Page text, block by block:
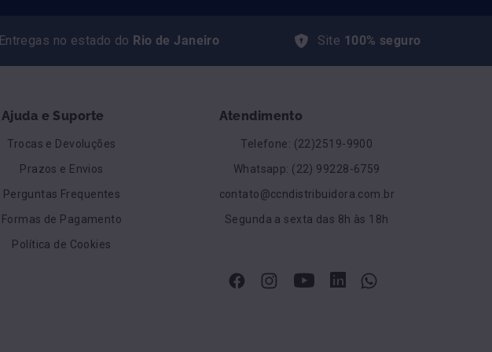
Entregas no estado do Rio de Janeiro Site 100% seguro
Ajuda e Suporte
Trocas e Devoluções
Prazos e Envios
Perguntas Frequentes
Formas de Pagamento
Política de Cookies
Atendimento
Telefone: (22)2519-9900
Whatsapp: (22) 99228-6759
contato@ccndistribuidora.com.br
Segunda a sexta das 8h às 18h